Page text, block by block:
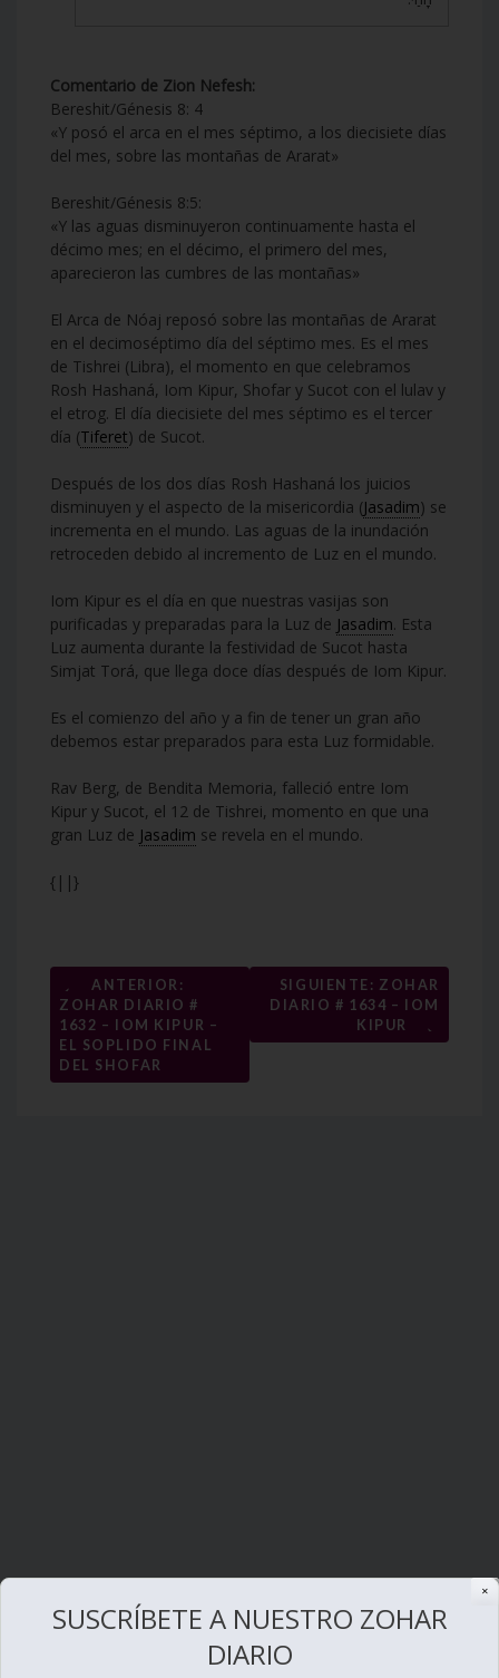
Comentario de Zion Nefesh:
Bereshit/Génesis 8: 4
«Y posó el arca en el mes séptimo, a los diecisiete días
del mes, sobre las montañas de Ararat»
Bereshit/Génesis 8:5:
«Y las aguas disminuyeron continuamente hasta el
décimo mes; en el décimo, el primero del mes,
aparecieron las cumbres de las montañas»
El Arca de Nóaj reposó sobre las montañas de Ararat
en el decimoséptimo día del séptimo mes. Es el mes
de Tishrei (Libra), el momento en que celebramos
Rosh Hashaná, Iom Kipur, Shofar y Sucot con el lulav y
el etrog. El día diecisiete del mes séptimo es el tercer
día (Tiferet) de Sucot.
Después de los dos días Rosh Hashaná los juicios
disminuyen y el aspecto de la misericordia (Jasadim) se
incrementa en el mundo. Las aguas de la inundación
retroceden debido al incremento de Luz en el mundo.
Iom Kipur es el día en que nuestras vasijas son
purificadas y preparadas para la Luz de Jasadim. Esta
Luz aumenta durante la festividad de Sucot hasta
Simjat Torá, que llega doce días después de Iom Kipur.
Es el comienzo del año y a fin de tener un gran año
debemos estar preparados para esta Luz formidable.
Rav Berg, de Bendita Memoria, falleció entre Iom
Kipur y Sucot, el 12 de Tishrei, momento en que una
gran Luz de Jasadim se revela en el mundo.
{||}
Navegación
de
entradas
←
ANTERIOR:
ZOHAR DIARIO #
1632 – IOM KIPUR –
EL SOPLIDO FINAL
DEL SHOFAR
SIGUIENTE: ZOHAR
DIARIO # 1634 – IOM
KIPUR
→
✕
SUSCRÍBETE A NUESTRO ZOHAR
DIARIO